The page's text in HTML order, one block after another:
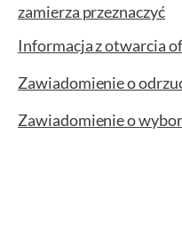
zamierza przeznaczyć
Informacja z otwarcia
Zawiadomienie o
Zawiadomienie o